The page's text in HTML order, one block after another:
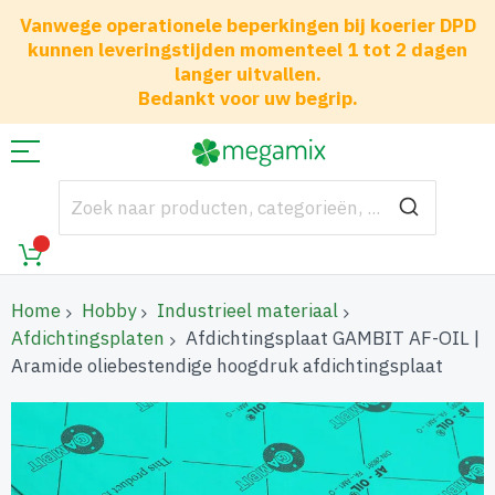
Vanwege operationele beperkingen bij koerier DPD
kunnen leveringstijden momenteel 1 tot 2 dagen
langer uitvallen.
Bedankt voor uw begrip.
Home Hobby
Industrieel materiaal
Afdichtingsplaten
Afdichtingsplaat GAMBIT AF-OIL |
Aramide oliebestendige hoogdruk afdichtingsplaat
het
einde
van